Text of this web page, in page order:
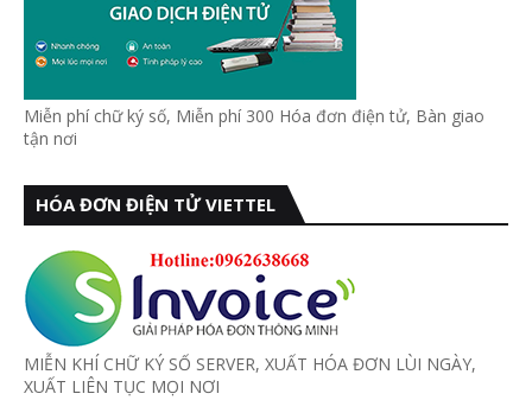
Miễn phí chữ ký số, Miễn phí 300 Hóa đơn điện tử, Bàn giao
tận nơi
HÓA ĐƠN ĐIỆN TỬ VIETTEL
MIỄN KHÍ CHỮ KÝ SỐ SERVER, XUẤT HÓA ĐƠN LÙI NGÀY,
XUẤT LIÊN TỤC MỌI NƠI